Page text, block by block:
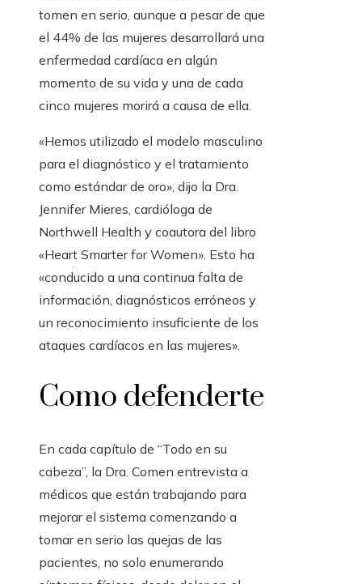
tomen en serio, aunque a pesar de que
el 44% de las mujeres desarrollará una
enfermedad cardíaca en algún
momento de su vida y una de cada
cinco mujeres morirá a causa de ella.
«Hemos utilizado el modelo masculino
para el diagnóstico y el tratamiento
como estándar de oro», dijo la Dra.
Jennifer Mieres, cardióloga de
Northwell Health y coautora del libro
«Heart Smarter for Women». Esto ha
«conducido a una continua falta de
información, diagnósticos erróneos y
un reconocimiento insuficiente de los
ataques cardíacos en las mujeres».
Como defenderte
En cada capítulo de “Todo en su
cabeza”, la Dra. Comen entrevista a
médicos que están trabajando para
mejorar el sistema comenzando a
tomar en serio las quejas de las
pacientes, no solo enumerando